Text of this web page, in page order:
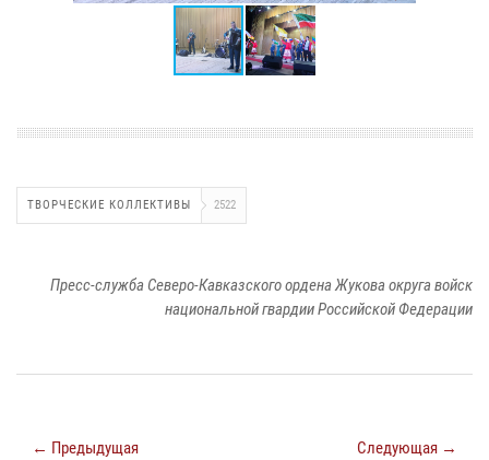
ТВОРЧЕСКИЕ КОЛЛЕКТИВЫ 2522
Пресс-служба Северо-Кавказского ордена Жукова округа войск
национальной гвардии Российской Федерации
← Предыдущая Следующая →